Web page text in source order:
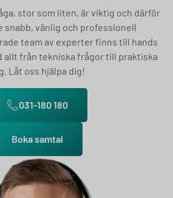
stor som liten, är viktig och därför
snabb, vänlig och professionell
team av experter finns till hands
allt från tekniska frågor till praktiska
Låt oss hjälpa dig!
031-180 180
Boka samtal